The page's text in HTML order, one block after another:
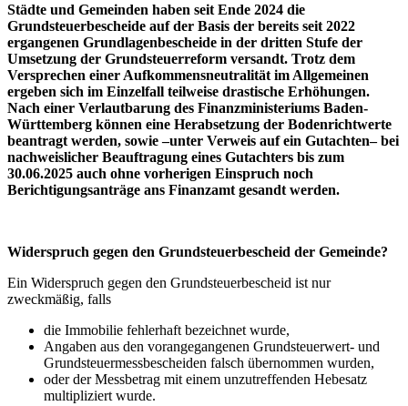
Städte und Gemeinden haben seit Ende 2024 die
Grundsteuerbescheide auf der Basis der bereits seit 2022
ergangenen Grundlagenbescheide in der dritten Stufe der
Umsetzung der Grundsteuerreform versandt. Trotz dem
Versprechen einer Aufkommensneutralität im Allgemeinen
ergeben sich im Einzelfall teilweise drastische Erhöhungen.
Nach einer Verlautbarung des Finanzministeriums Baden-
Württemberg können eine Herabsetzung der Bodenrichtwerte
beantragt werden, sowie –unter Verweis auf ein Gutachten– bei
nachweislicher Beauftragung eines Gutachters bis zum
30.06.2025 auch ohne vorherigen Einspruch noch
Berichtigungsanträge ans Finanzamt gesandt werden.
Widerspruch gegen den Grundsteuerbescheid der Gemeinde?
Ein Widerspruch gegen den Grundsteuerbescheid ist nur
zweckmäßig, falls
die Immobilie fehlerhaft bezeichnet wurde,
Angaben aus den vorangegangenen Grundsteuerwert- und
Grundsteuermessbescheiden falsch übernommen wurden,
oder der Messbetrag mit einem unzutreffenden Hebesatz
multipliziert wurde.